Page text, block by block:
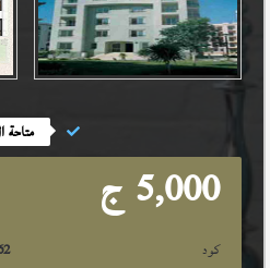
متاحة
5,000 ج
كود